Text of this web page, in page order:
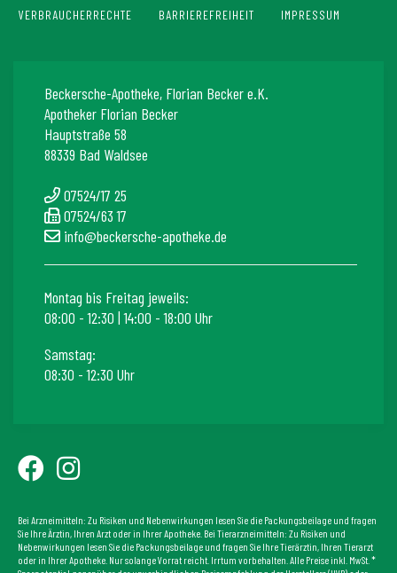
VERBRAUCHERRECHTE
BARRIEREFREIHEIT IMPRESSUM
Beckersche-Apotheke, Florian Becker e.K.
Apotheker Florian Becker
Hauptstraße 58
88339 Bad Waldsee
07524/17 25
07524/63 17
info@beckersche-apotheke.de
Montag bis Freitag jeweils:
08:00 - 12:30 | 14:00 - 18:00 Uhr
Samstag:
08:30 - 12:30 Uhr
Bei Arzneimitteln: Zu Risiken und Nebenwirkungen lesen Sie die Packungsbeilage und fragen
Sie Ihre Ärztin, Ihren Arzt oder in Ihrer Apotheke. Bei Tierarzneimitteln: Zu Risiken und
Nebenwirkungen lesen Sie die Packungsbeilage und fragen Sie Ihre Tierärztin, Ihren Tierarzt
oder in Ihrer Apotheke. Nur solange Vorrat reicht. Irrtum vorbehalten. Alle Preise inkl. MwSt. *